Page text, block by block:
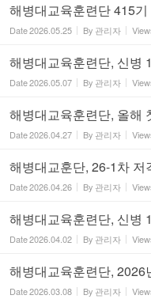
해병대교육훈련단 415
Date2026.05.25 By 관리자
해병대교육훈련단, 신병
Date2026.05.07 By 관리자
해병대교육훈련단, 올해
Date2026.04.27 By 관리자
해병대교훈단, 26-1차 저
Date2026.04.26 By 관리자
해병대교육훈련단, 신병
Date2026.04.02 By 관리자
해병대교육훈련단, 2026
Date2026.03.08 By 관리자